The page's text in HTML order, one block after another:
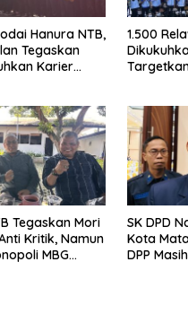
Hanura NTB,
Tegaskan
Karier
1.500
Tegaskan Mori
Kritik, Namun
MBG
SK DPD
Kota
DPP